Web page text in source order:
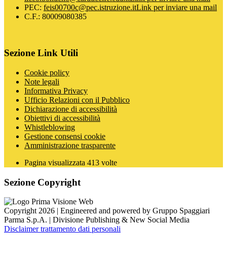
PEC: feis00700c@pec.istruzione.itLink per inviare una mail
C.F.: 80009080385
Sezione Link Utili
Cookie policy
Note legali
Informativa Privacy
Ufficio Relazioni con il Pubblico
Dichiarazione di accessibilità
Obiettivi di accessibilità
Whistleblowing
Gestione consensi cookie
Amministrazione trasparente
Pagina visualizzata 413 volte
Sezione Copyright
Copyright 2026 | Engineered and powered by Gruppo Spaggiari
Parma S.p.A. | Divisione Publishing & New Social Media
Disclaimer trattamento dati personali